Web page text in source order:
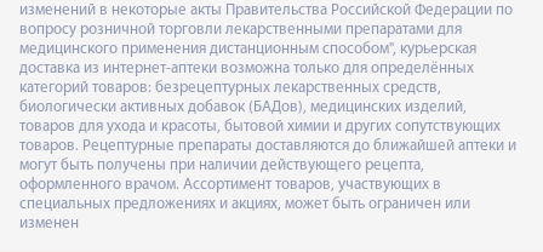
изменений в некоторые акты Правительства Российской Федерации по
вопросу розничной торговли лекарственными препаратами для
медицинского применения дистанционным способом", курьерская
доставка из интернет-аптеки возможна только для определённых
категорий товаров: безрецептурных лекарственных средств,
биологически активных добавок (БАДов), медицинских изделий,
товаров для ухода и красоты, бытовой химии и других сопутствующих
товаров. Рецептурные препараты доставляются до ближайшей аптеки и
могут быть получены при наличии действующего рецепта,
оформленного врачом. Ассортимент товаров, участвующих в
специальных предложениях и акциях, может быть ограничен или
изменен